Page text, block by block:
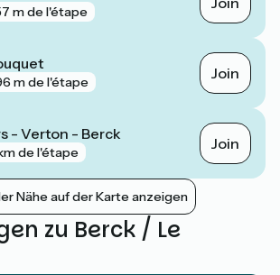
m de l'étape
m de l'étape Join
- Verton - Berck
de l'étape Join
Nähe auf der Karte anzeigen
zu Berck / Le